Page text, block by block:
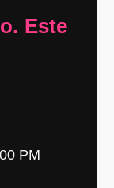
Este
PM